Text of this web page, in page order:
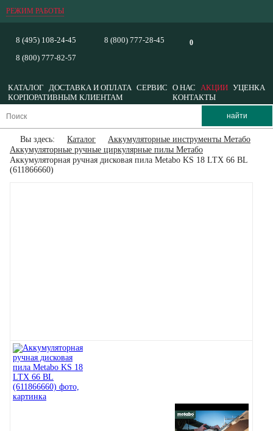
РЕЖИМ РАБОТЫ
0
8 (495) 108-24-45
8 (800) 777-82-57
8 (800) 777-28-45
КАТАЛОГ ДОСТАВКА И ОПЛАТА СЕРВИС О НАС АКЦИИ УЦЕНКА
КОРПОРАТИВНЫМ КЛИЕНТАМ
КОНТАКТЫ
Вы здесь: Каталог
Аккумуляторные инструменты Метабо
Аккумуляторные ручные циркулярные пилы Метабо
Аккумуляторная ручная дисковая пила Metabo KS 18 LTX 66 BL
(611866660)